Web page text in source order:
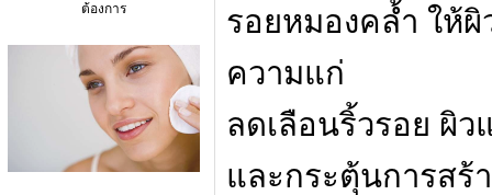
ต้องการ
รอยหมองคล้ำ ให้ผิ
ความแก่
ลดเลือนริ้วรอย ผิ
และกระตุ้นการสร้